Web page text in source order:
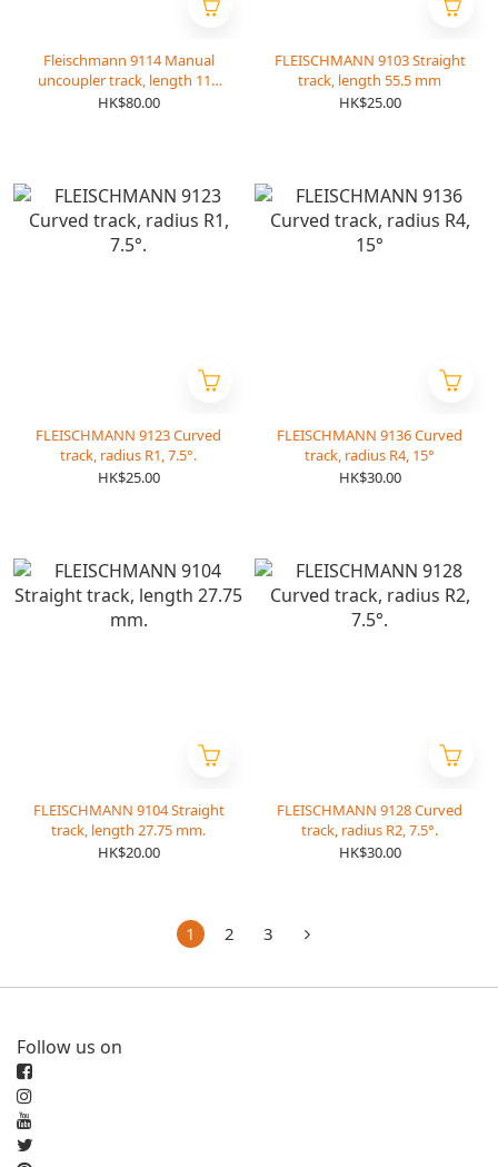
Fleischmann 9114 Manual
uncoupler track, length 111
mm.
HK$80.00
FLEISCHMANN 9103 Straight
track, length 55.5 mm
HK$25.00
FLEISCHMANN 9123 Curved
track, radius R1, 7.5°.
HK$25.00
FLEISCHMANN 9136 Curved
track, radius R4, 15°
HK$30.00
FLEISCHMANN 9104 Straight
track, length 27.75 mm.
HK$20.00
FLEISCHMANN 9128 Curved
track, radius R2, 7.5°.
HK$30.00
1 2 3
Follow us on